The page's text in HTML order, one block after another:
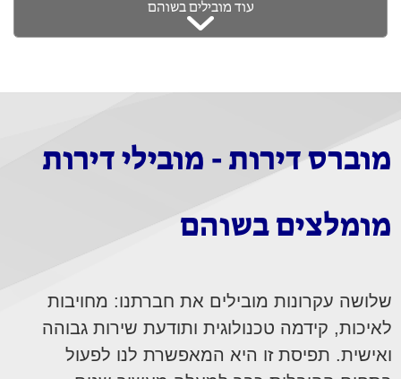
עוד מובילים בשוהם
מוברס דירות - מובילי דירות
מומלצים בשוהם
שלושה עקרונות מובילים את חברתנו: מחויבות
לאיכות, קידמה טכנולוגית ותודעת שירות גבוהה
ואישית. תפיסת זו היא המאפשרת לנו לפעול